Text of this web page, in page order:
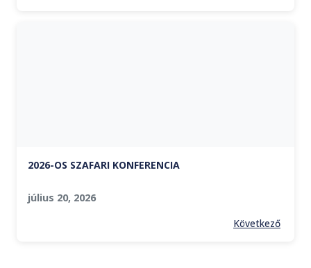
2026-OS SZAFARI KONFERENCIA
július 20, 2026
Következő